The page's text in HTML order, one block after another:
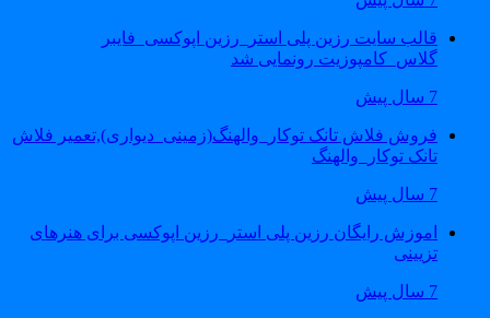
قالب سایت رزین پلی استر_رزین اپوکسی_فایبر
گلاس_کامپوزیت رونمایی شد
فروش فلاش تانک توکار_والهنگ(زمینی_دیواری),تعمیر فلاش
تانک توکار_والهنگ
اموزش رایگان رزین پلی استر_رزین اپوکسی برای هنرهای
تزیینی